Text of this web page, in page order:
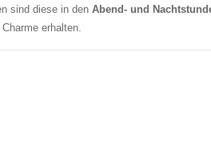
sind diese in den Abend- und
erhalten.